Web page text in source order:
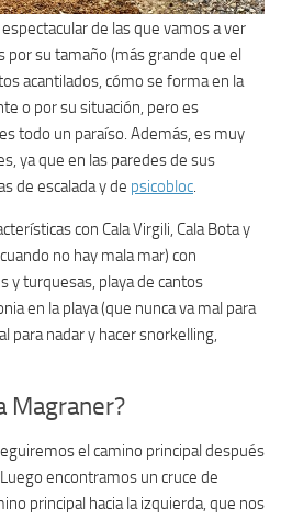
de las que vamos a ver
por su tamaño (más grande que el
acantilados, cómo se forma en la
o por su situación, pero es
todo un paraíso. Además, es muy
ya que en las paredes de sus
de escalada y de psicobloc
con Cala Virgili, Cala Bota y
no hay mala mar) con
y turquesas, playa de cantos
en la playa (que nunca va mal para
para nadar y hacer snorkelling,
Magraner?
el camino principal después
encontramos un cruce de
principal hacia la izquierda, que nos